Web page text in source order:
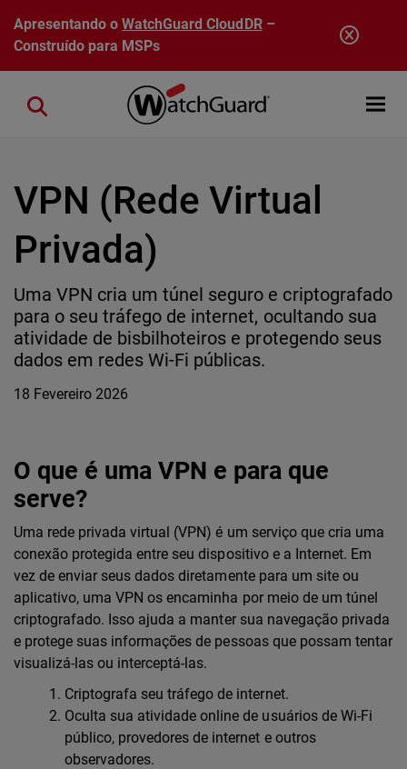
Pular para o conteúdo principal
Apresentando oWatchGuard CloudDR–
Construído para MSPs
Open
Close search
VPN (Rede Virtual
Privada)
Uma VPN cria um túnel seguro e criptografado
para o seu tráfego de internet, ocultando sua
atividade de bisbilhoteiros e protegendo seus
dados em redes Wi-Fi públicas.
18 Fevereiro 2026
O que é uma VPN e para que
serve?
Uma rede privada virtual (VPN) é um serviço que cria uma
conexão protegida entre seu dispositivo e a Internet. Em
vez de enviar seus dados diretamente para um site ou
aplicativo, uma VPN os encaminha por meio de um túnel
criptografado. Isso ajuda a manter sua navegação privada
e protege suas informações de pessoas que possam tentar
visualizá-las ou interceptá-las.
Criptografa seu tráfego de internet.
Oculta sua atividade online de usuários de Wi-Fi
público, provedores de internet e outros
observadores.